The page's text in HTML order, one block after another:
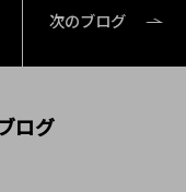
次のブログ
ログ